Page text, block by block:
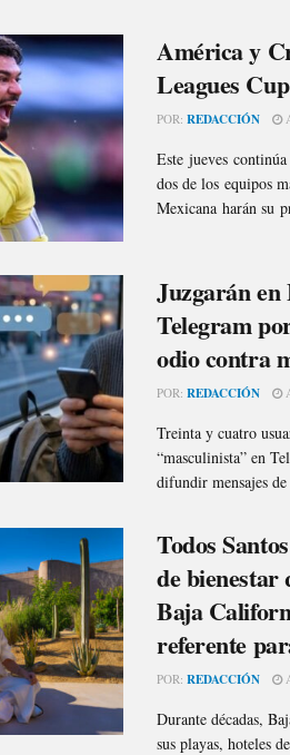
América y
Leagues
POR: REDACCIÓN
Este jueves
dos de los equipos
Mexicana harán su
Juzgarán en
Telegram
odio contra
POR: REDACCIÓN
Treinta y cuatro
“masculinista” en
difundir mensajes
Todos
de bienestar
Baja
referente
POR: REDACCIÓN
Durante décadas,
sus playas, hoteles